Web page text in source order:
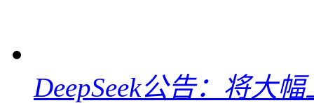
DeepSeek公告：将大